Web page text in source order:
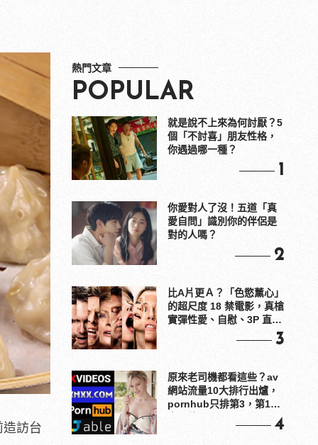
訪台
熱門文章
POPULAR
就是說不上來為何討厭？5
個「不討喜」朋友性格，
你遇過哪一種？
1
你愛對人了沒！五道「真
愛自問」識別你的伴侶是
對的人嗎？
2
比A片更Ａ？「色慾薰心」
的超尺度 18 禁電影，真槍
實彈性愛、自慰、3P 直接
3
原來老司機都看這些？av
網站流量10大排行出爐，
pornhub只排第3，第1名
4